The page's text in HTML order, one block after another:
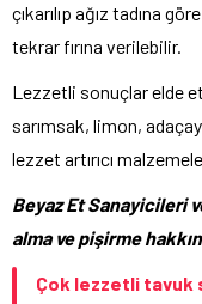
çıkarılıp ağız tadına
tekrar fırına verilebilir.
Lezzetli sonuçlar elde
sarımsak, limon,
lezzet artırıcı
Beyaz Et Sanayicileri
alma ve pişirme
Çok lezzetli tavuk